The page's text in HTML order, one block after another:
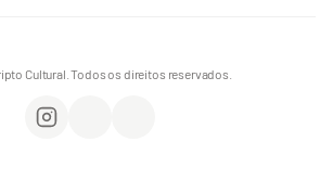
Cultural. Todos os direitos reservados.
Instagram